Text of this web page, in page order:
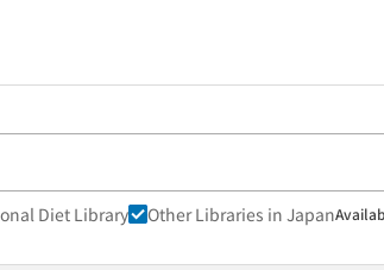
Diet Library Other Libraries in Japan